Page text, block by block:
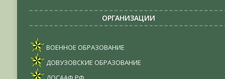
ОРГАНИЗАЦИИ
ВОЕННОЕ ОБРАЗОВАНИЕ
ДОВУЗОВСКИЕ ОБРАЗОВАНИЕ